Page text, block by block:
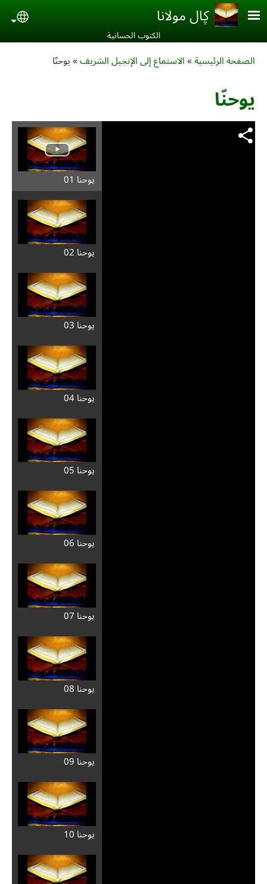
Skip to main content
ڮال مولانا
الكتوب الحسانية‎
Breadcrumb
الصفحة الرئيسية الاستماع إلى الإنجيل الشريف يوحنّا
يوحنّا
يوحنا 01
يوحنا 02
يوحنا 03
يوحنا 04
يوحنا 05
يوحنا 06
يوحنا 07
يوحنا 08
يوحنا 09
يوحنا 10